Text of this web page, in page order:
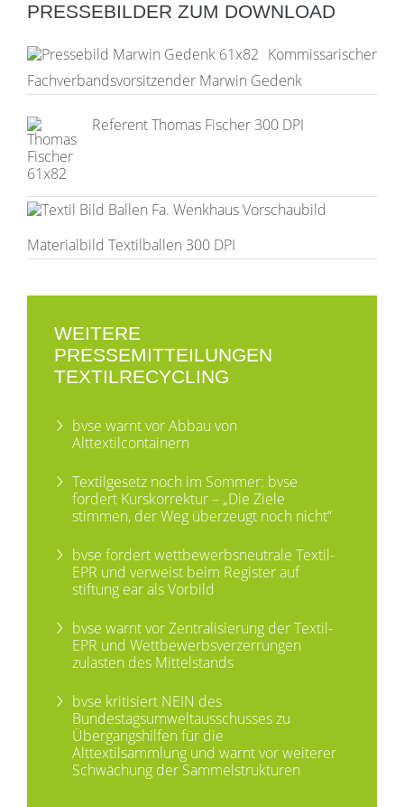
PRESSEBILDER ZUM DOWNLOAD
Kommissarischer
Fachverbandsvorsitzender Marwin Gedenk
Referent Thomas Fischer 300 DPI
Materialbild Textilballen 300 DPI
WEITERE
PRESSEMITTEILUNGEN
TEXTILRECYCLING
bvse warnt vor Abbau von
Alttextilcontainern
Textilgesetz noch im Sommer: bvse
fordert Kurskorrektur – „Die Ziele
stimmen, der Weg überzeugt noch nicht“
bvse fordert wettbewerbsneutrale Textil-
EPR und verweist beim Register auf
stiftung ear als Vorbild
bvse warnt vor Zentralisierung der Textil-
EPR und Wettbewerbsverzerrungen
zulasten des Mittelstands
bvse kritisiert NEIN des
Bundestagsumweltausschusses zu
Übergangshilfen für die
Alttextilsammlung und warnt vor weiterer
Schwächung der Sammelstrukturen